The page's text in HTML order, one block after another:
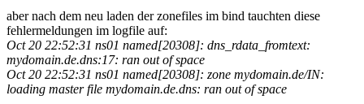
aber nach dem neu laden der zonefiles im bind tauchten diese
fehlermeldungen im logfile auf:
Oct 20 22:52:31 ns01 named[20308]: dns_rdata_fromtext:
mydomain.de.dns:17: ran out of space
Oct 20 22:52:31 ns01 named[20308]: zone mydomain.de/IN:
loading master file mydomain.de.dns: ran out of space